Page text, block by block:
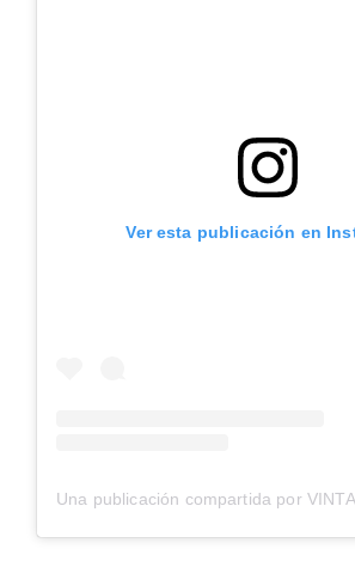
Ver esta publicación en